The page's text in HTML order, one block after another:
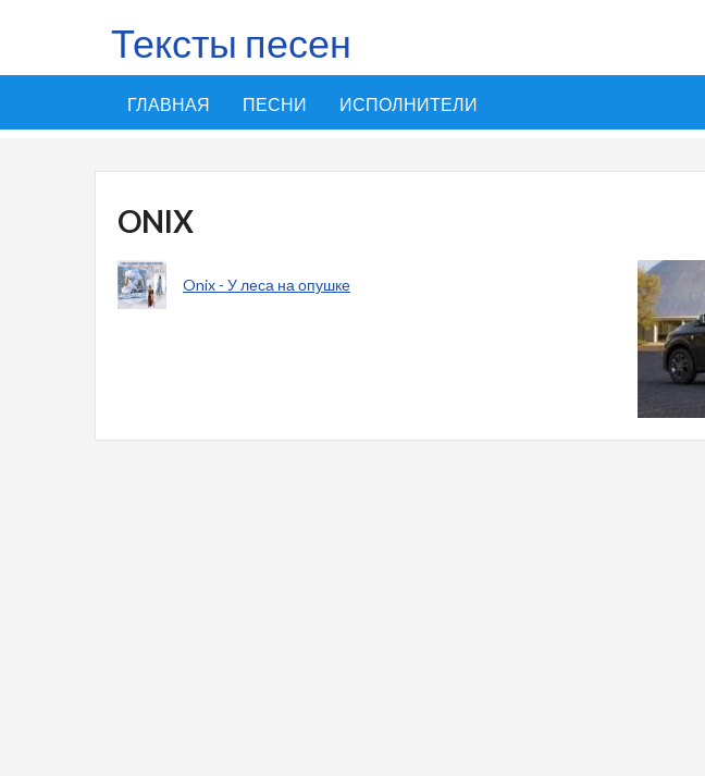
Тексты песен
ГЛАВНАЯ ПЕСНИ ИСПОЛНИТЕЛИ
ONIX
Onix - У леса на опушке